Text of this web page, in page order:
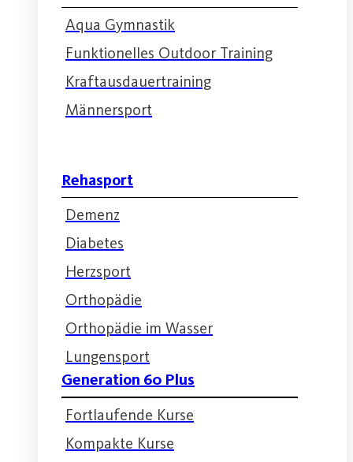
Aqua Gymnastik
Funktionelles Outdoor Training
Kraftausdauertraining
Männersport
Rehasport
Demenz
Diabetes
Herzsport
Orthopädie
Orthopädie im Wasser
Lungensport
Generation 60 Plus
Fortlaufende Kurse
Kompakte Kurse